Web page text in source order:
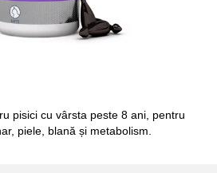
pisici cu vârsta peste 8 ani, pentru
piele, blană și metabolism.